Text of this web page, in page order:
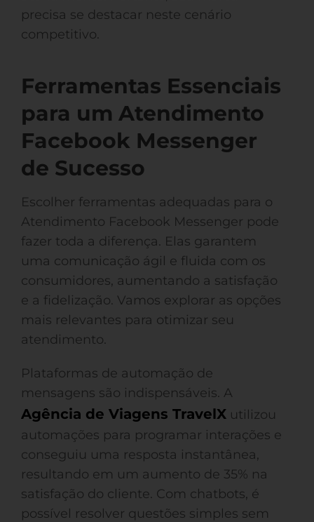
precisa se destacar neste cenário
competitivo.
Ferramentas Essenciais
para um Atendimento
Facebook Messenger
de Sucesso
Escolher ferramentas adequadas para o
Atendimento Facebook Messenger pode
fazer toda a diferença. Elas garantem
uma comunicação ágil e fluida com os
consumidores, aumentando a satisfação
e a fidelização. Vamos explorar as opções
mais relevantes para otimizar seu
atendimento.
Plataformas de automação de
mensagens são indispensáveis. A
Agência de Viagens TravelX utilizou
automações para programar interações e
conseguiu uma resposta instantânea,
resultando em um aumento de 35% na
satisfação do cliente. Com chatbots, é
possível resolver questões simples sem